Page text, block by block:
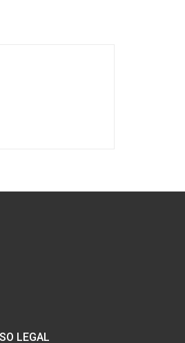
LEGAL